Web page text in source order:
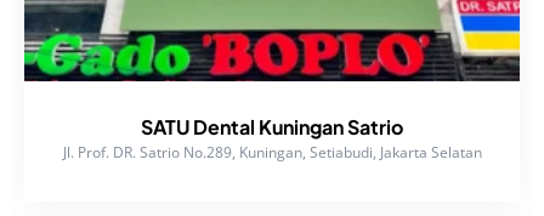
SATU Dental Kuningan Satrio
Jl. Prof. DR. Satrio No.289, Kuningan, Setiabudi, Jakarta Selatan